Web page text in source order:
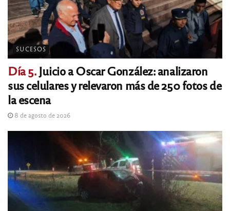
SUCESOS
Día 5.Juicio a Oscar González: analizaron
sus celulares y relevaron más de 250 fotos de
la escena
8 de agosto de 2026